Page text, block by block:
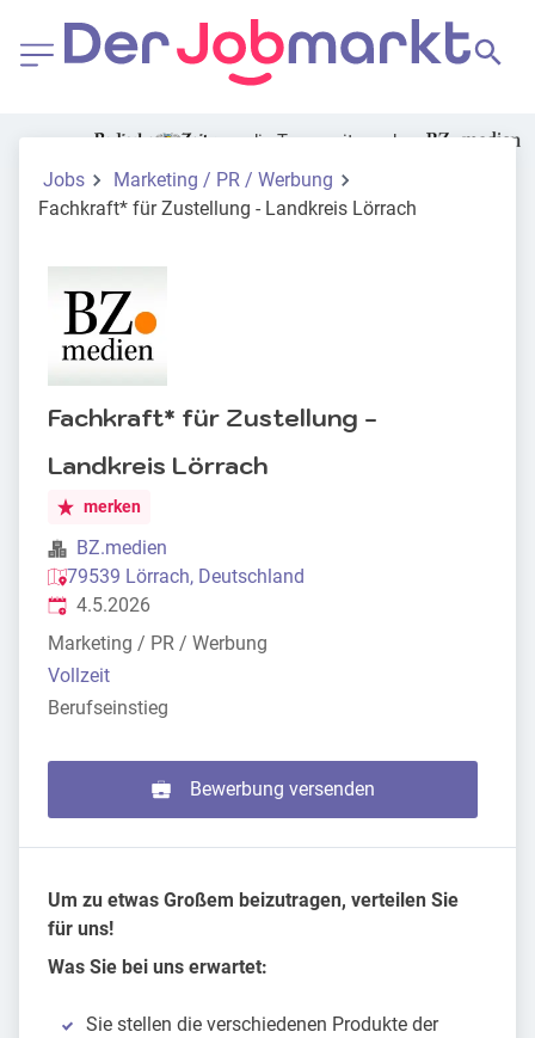
die Tageszeitung der
Jobs
Marketing / PR / Werbung
Fachkraft* für Zustellung - Landkreis Lörrach
Fachkraft* für Zustellung -
Landkreis Lörrach
merken
BZ.medien
79539 Lörrach, Deutschland
Veröffentlicht
4.5.2026
Marketing / PR / Werbung
Vollzeit
Berufseinstieg
Bewerbung versenden
Um zu etwas Großem beizutragen, verteilen Sie
für uns!
Was Sie bei uns erwartet:
Sie stellen die verschiedenen Produkte der